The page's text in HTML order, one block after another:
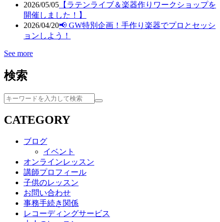
2026/05/05 【ラテンライブ＆楽器作りワークショップを
開催しました！】
2026/04/20📢 GW特別企画！手作り楽器でプロとセッシ
ョンしよう！
See more
検索
検
CATEGORY
ブログ
イベント
オンラインレッスン
講師プロフィール
子供のレッスン
お問い合わせ
事務手続き関係
レコーディングサービス